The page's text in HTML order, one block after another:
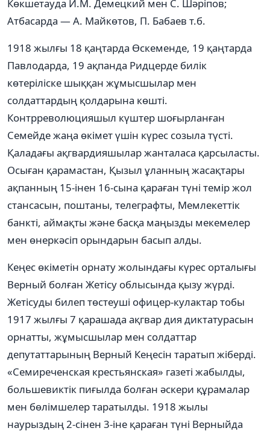
Көкшетауда И.М. Демецкий мен С. Шәріпов;
Атбасарда — А. Майкөтов, П. Бабаев т.б.
1918 жылғы 18 қаңтарда Өскеменде, 19 қаңтарда
Павлодарда, 19 ақпанда Ридцерде билік
көтеріліске шыққан жұмысшылар мен
солдаттардың қолдарына көшті.
Контрреволюцияшыл күштер шоғырланған
Семейде жаңа өкімет үшін күрес созыла түсті.
Қаладағы ақгвардияшылар жанталаса қарсыласты.
Осыған қарамастан, Қызыл ұланның жасақтары
ақпанның 15-інен 16-сына қараған түні темір жол
стансасын, поштаны, телеграфты, Мемлекеттік
банкті, аймақты және басқа маңызды мекемелер
мен өнеркәсіп орындарын басып алды.
Кеңес өкіметін орнату жолындағы күрес орталығы
Верный болған Жетісу облысында қызу жүрді.
Жетісуды билеп төстеуші офицер-кулактар тобы
1917 жылғы 7 қарашада ақгвар дия диктатурасын
орнатты, жұмысшылар мен солдаттар
депутаттарының Верный Кеңесін таратып жіберді.
«Семиреченская крестьянская» газеті жабылды,
большевиктік пиғылда болған әскери құрамалар
мен бөлімшелер таратылды. 1918 жылы
наурыздың 2-сінен 3-іне қараған түні Верныйда